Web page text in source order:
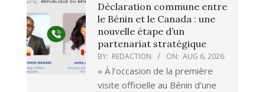
Déclaration commune entre
le Bénin et le Canada : une
nouvelle étape d’un
partenariat stratégique
BY: REDACTION ON: AUG 6, 2026
« À l’occasion de la première
visite officielle au Bénin d’une